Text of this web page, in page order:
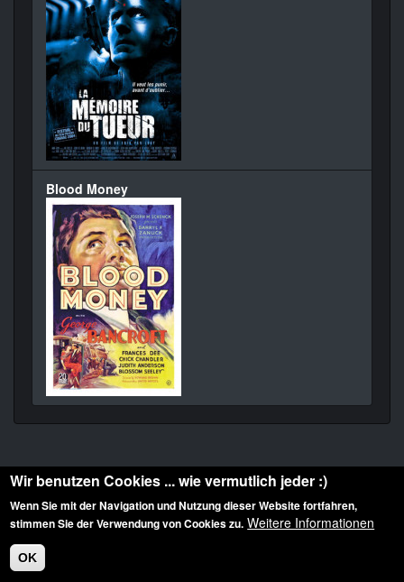
Blood Money
Diese Website ist urheberrechtlich geschützt: © 2010-2026 der Film Noir de. Alle
Rechte vorbehalten.
Wir benutzen Cookies ... wie vermutlich jeder :)
Wenn Sie mit der Navigation und Nutzung dieser Website fortfahren,
stimmen Sie der Verwendung von Cookies zu. Weitere Informationen
OK